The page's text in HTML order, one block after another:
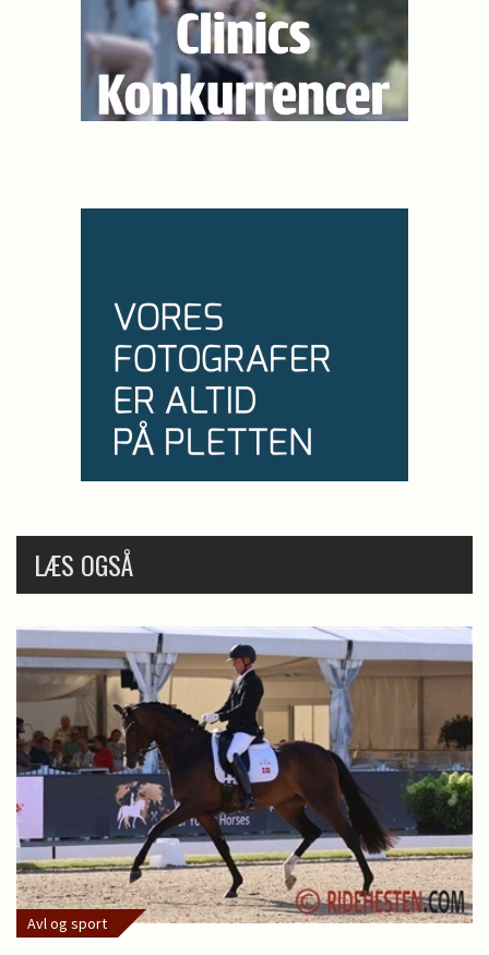
LÆS OGSÅ
Avl og sport